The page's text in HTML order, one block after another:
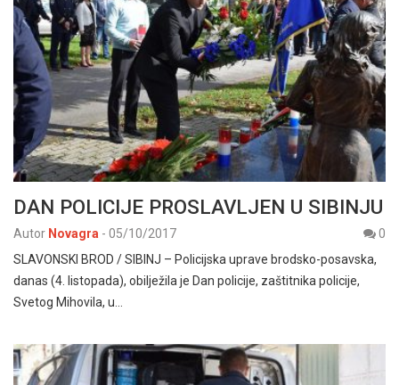
DAN POLICIJE PROSLAVLJEN U SIBINJU
Autor Novagra - 05/10/2017
0
SLAVONSKI BROD / SIBINJ – Policijska uprave brodsko-posavska,
danas (4. listopada), obilježila je Dan policije, zaštitnika policije,
Svetog Mihovila, u…